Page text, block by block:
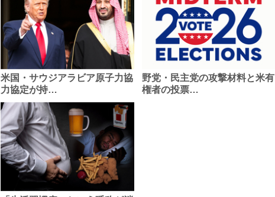
米国・サウジアラビア原子力協
力協定が持…
野党・民主党の攻撃材料と米有
権者の投票…